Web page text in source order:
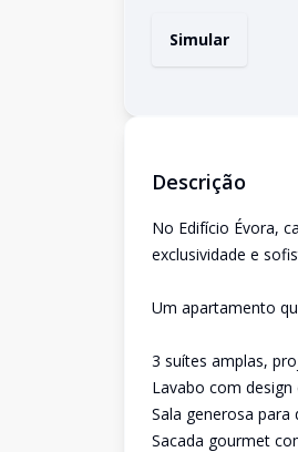
Simular
Descrição
No Edifício Évora,
exclusividade e
Um apartamento
3 suítes amplas,
Lavabo com design
Sala generosa
Sacada gourmet